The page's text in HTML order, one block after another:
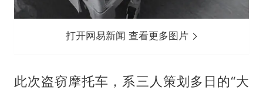
打开网易新闻 查看更多图片
此次盗窃摩托车，系三人策划多日的“大